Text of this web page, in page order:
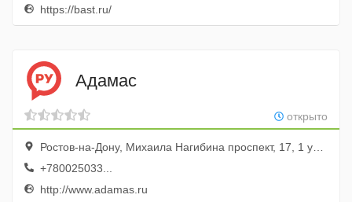
https://bast.ru/
Адамас
открыто
Ростов-на-Дону, Михаила Нагибина проспект, 17, 1 уровень; ТРЦ РИО
+780025033...
http://www.adamas.ru